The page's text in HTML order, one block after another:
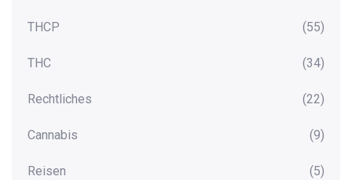
THCP (55)
THC (34)
Rechtliches (22)
Cannabis (9)
Reisen (5)